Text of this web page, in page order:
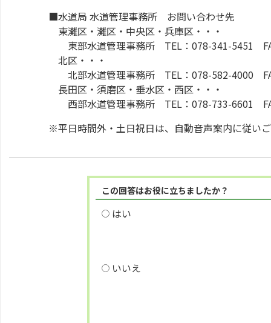
■水道局 水道管理事務所 お問い合わせ先
東灘区・灘区・中央区・兵庫区・・・
東部水道管理事務所 TEL：078-341-5451
北区・・・
北部水道管理事務所 TEL：078-582-4000
長田区・須磨区・垂水区・西区・・・
西部水道管理事務所 TEL：078-733-6601
※平日時間外・土日祝日は、自動音声案内に従い
この回答はお役に立ちましたか？
はい
いいえ